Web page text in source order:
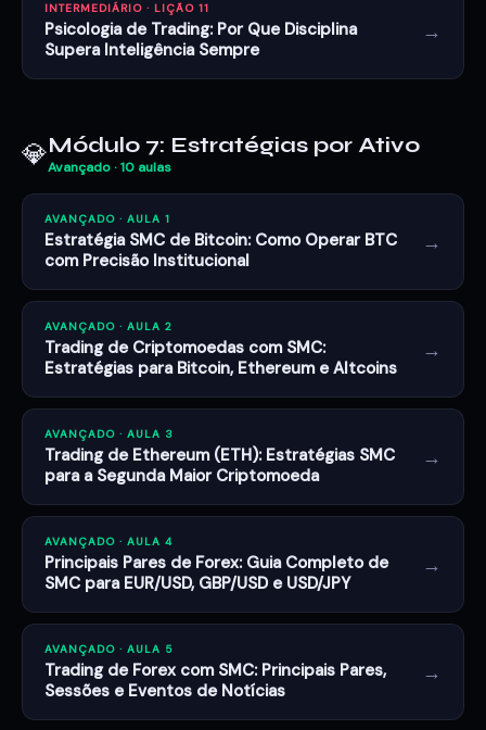
INTERMEDIÁRIO · LIÇÃO 11
Psicologia de Trading: Por Que Disciplina
Supera Inteligência Sempre
→
💎Módulo 7: Estratégias por Ativo
Avançado · 10 aulas
AVANÇADO · AULA 1
Estratégia SMC de Bitcoin: Como Operar BTC
com Precisão Institucional
→
AVANÇADO · AULA 2
Trading de Criptomoedas com SMC:
Estratégias para Bitcoin, Ethereum e Altcoins
→
AVANÇADO · AULA 3
Trading de Ethereum (ETH): Estratégias SMC
para a Segunda Maior Criptomoeda
→
AVANÇADO · AULA 4
Principais Pares de Forex: Guia Completo de
SMC para EUR/USD, GBP/USD e USD/JPY
→
AVANÇADO · AULA 5
Trading de Forex com SMC: Principais Pares,
Sessões e Eventos de Notícias
→